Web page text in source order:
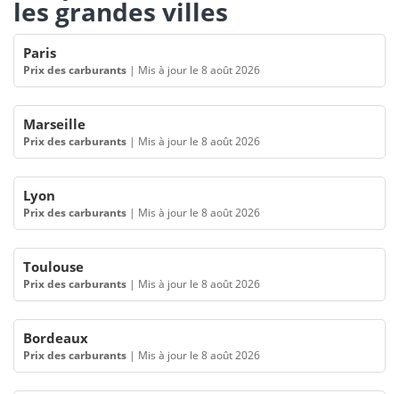
les grandes villes
Paris
Prix des carburants | Mis à jour le 8 août 2026
Marseille
Prix des carburants | Mis à jour le 8 août 2026
Lyon
Prix des carburants | Mis à jour le 8 août 2026
Toulouse
Prix des carburants | Mis à jour le 8 août 2026
Bordeaux
Prix des carburants | Mis à jour le 8 août 2026